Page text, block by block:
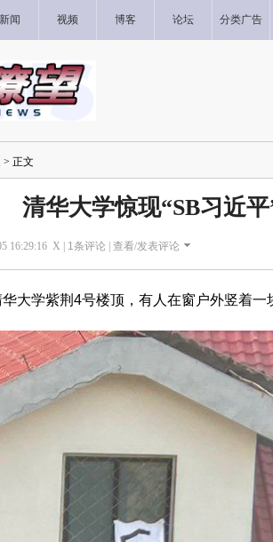
新闻 视频 博客 论坛 分类广告
> 正文
清华大学惊现“SB习近
16:29:16 X | 1条评论 | 查看/发表评论
学紫荆4号楼顶，有人在窗户外竖着一